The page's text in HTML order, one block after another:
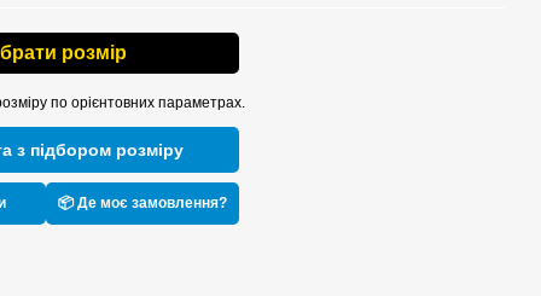
розмір
по орієнтовних параметрах.
з підбором розміру
📦 Де моє замовлення?